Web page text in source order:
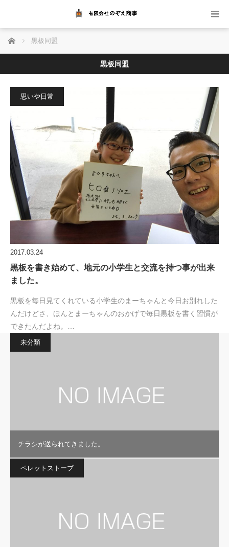
ホーム 黒板同盟
黒板同盟
思いや日常
2017.03.24
黒板を書き始めて、地元の小学生と交流を持つ事が出来
ました。
黒板を毎日見てくれている小学生のまーちゃんと今日お別れした
んだけどさ、ほんとまーちゃんのおかげで毎日黒板を書く習慣が
できたんだよね。…
未分類
チラシが送られてきました。
ペレットストーブ